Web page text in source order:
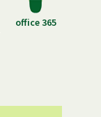
office 365